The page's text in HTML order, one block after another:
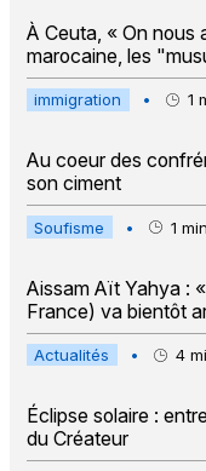
À Ceuta, « On nous
marocaine, les
immigration • 1
Au coeur des
son ciment
Soufisme • 1
Aissam Aït Yahya :
France) va bientôt
Actualités • 4
Éclipse solaire :
du Créateur